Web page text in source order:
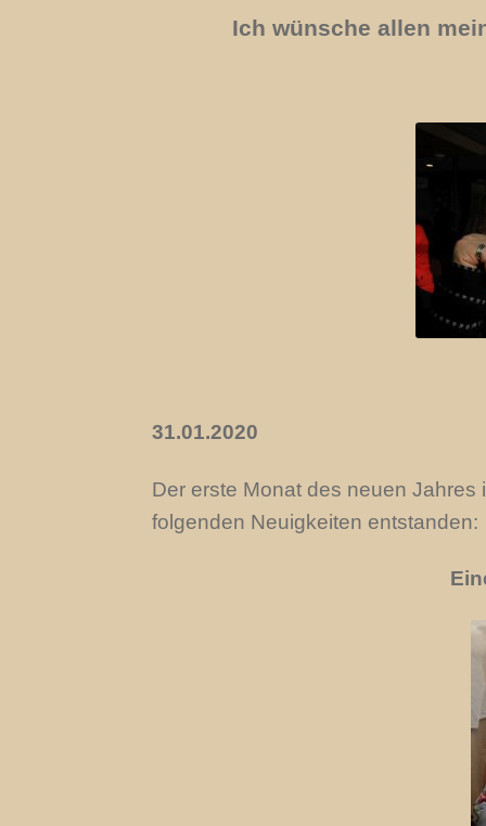
Ich wünsche allen
31.01.2020
Der erste Monat des neuen
folgenden Neuigkeiten entstanden: